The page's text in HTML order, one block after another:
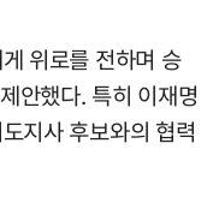
위로를 전하며 승
안했다. 특히 이재명
지사 후보와의 협력